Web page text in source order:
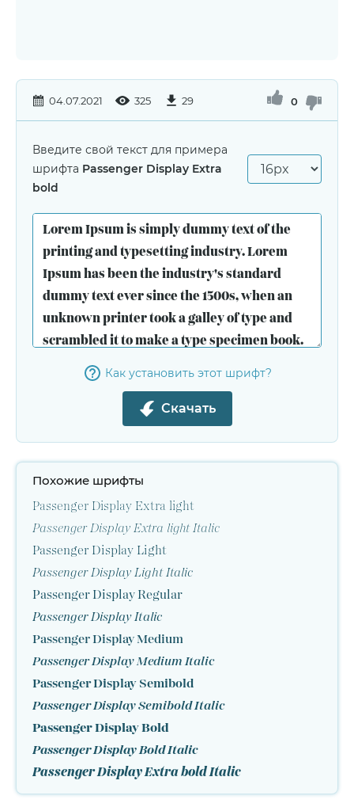
04.07.2021 325 29 0
Введите свой текст для примера
шрифта Passenger Display Extra
bold
Как установить этот шрифт?
Скачать
Похожие шрифты
Passenger Display Extra light
Passenger Display Extra light Italic
Passenger Display Light
Passenger Display Light Italic
Passenger Display Regular
Passenger Display Italic
Passenger Display Medium
Passenger Display Medium Italic
Passenger Display Semibold
Passenger Display Semibold Italic
Passenger Display Bold
Passenger Display Bold Italic
Passenger Display Extra bold Italic